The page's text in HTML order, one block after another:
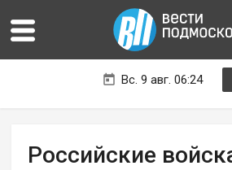
Вс. 9 авг. 06:24
Российские